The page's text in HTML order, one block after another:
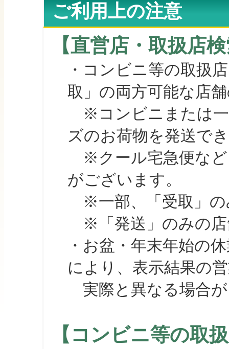
ご利用上の注意
【直営店・取扱店
・コンビニ等の取扱
取」の両方可能な店
※コンビニまたは一
ズのお荷物を発送で
※クール宅急便など
がございます。
※一部、「受取」の
※「発送」のみの店
・お盆・年末年始の
により、表示結果の
実際と異なる場合が
【コンビニ等の取